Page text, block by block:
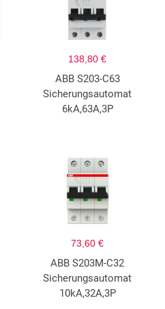
138,80 €
ABB S203-C63
Sicherungsautomat
6kA,63A,3P
73,60 €
ABB S203M-C32
Sicherungsautomat
10kA,32A,3P